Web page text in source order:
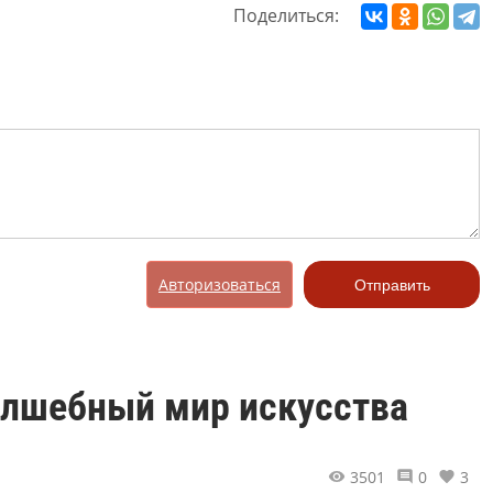
Поделиться:
Авторизоваться Отправить
мир искусства
3501 0 3